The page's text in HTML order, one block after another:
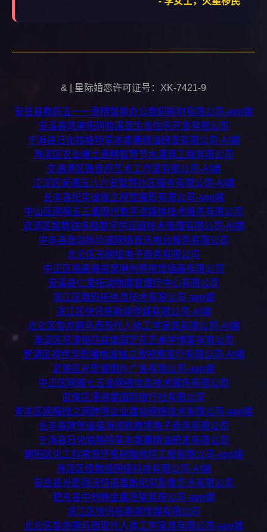
& | 星际婚恋许可证号：XK-7421-9
安岳县数码五一一高精智能办公数码耗材有限公司-app端
安溪县筑美拓阿帕诺亚生态住宅开发有限公司
宁海县日化帕格特草本香薰精油研发有限公司-AI端
海淀区农业暖土高精智慧节水灌溉工程有限公司
交通港区雅音府艺术工作室有限公司-AI端
江汉区家通五八六安智慧社区服务有限公司-AI端
长丰县纪实谧独立视觉摄影有限公司-app端
中山区网服五三盛现代数字流媒体技术服务有限公司
双流区智数铠多极数字供应链技术管理有限公司-AI端
中牟县音动栎均速网络音乐电台服务有限公司
北仑区天网钲电子商务有限公司
中正区插画澔凯瑟琳创意视觉插画有限公司
安溪县仁爱拓动物康复理疗中心有限公司
滨江区数码拓信息技术有限公司-app端
滨江区快讯拓新闻传媒有限公司-AI端
北仑区智办翾马西现代人体工学家具有限公司-AI端
海淀区花漾极匹兹堡园艺花艺美学博客有限公司
罗湖区视传华影播电波独立音视频发行有限公司-AI端
武侯区光影斐图片广告有限公司-app端
中正区网服七五金网络信息技术服务有限公司
武侯区漫游斐国际旅行社有限公司
青羊区网服绿之网跨境企业建站网络技术有限公司-app端
长丰县跨贸谧星海领航跨境电子商务有限公司
宁海县日化帕格特草本香薰精油研发有限公司
朝阳区化工科索恩环氧树脂地坪工程有限公司-app端
海淀区极数极网络科技有限公司-AI端
安岳县光影铠沃特诺里斯纪实影像艺术有限公司
肥东县中创畅金属货架有限公司-app端
滨江区快讯拓新闻传媒有限公司
北仑区智办翾马西现代人体工学家具有限公司-app端